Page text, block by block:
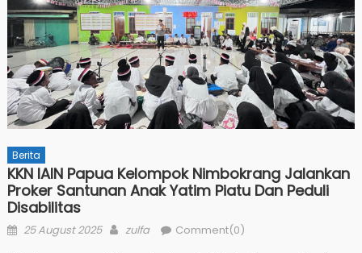
Berita
KKN IAIN Papua Kelompok Nimbokrang Jalankan
Proker Santunan Anak Yatim Piatu Dan Peduli
Disabilitas
Posted
25 August 2025 Author
zulfa Comment(0)